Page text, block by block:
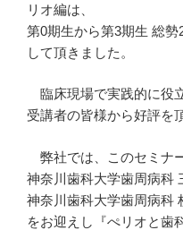
リオ編は、
第0期生から第3期生 総
して頂きました。
臨床現場で実践的に役
受講者の皆様から好評を
弊社では、このセミナ
神奈川歯科大学歯周病科
神奈川歯科大学歯周病科
をお迎えし『ぺリオと歯